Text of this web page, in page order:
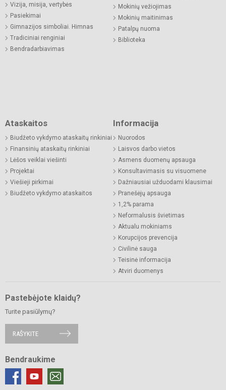
Vizija, misija, vertybės
Pasiekimai
Gimnazijos simboliai. Himnas
Tradiciniai renginiai
Bendradarbiavimas
Mokinių vežiojimas
Mokinių maitinimas
Patalpų nuoma
Biblioteka
Ataskaitos
Biudžeto vykdymo ataskaitų rinkiniai
Finansinių ataskaitų rinkiniai
Lėšos veiklai viešinti
Projektai
Viešieji pirkimai
Biudžeto vykdymo ataskaitos
Informacija
Nuorodos
Laisvos darbo vietos
Asmens duomenų apsauga
Konsultavimasis su visuomene
Dažniausiai užduodami klausimai
Pranešėjų apsauga
1,2% parama
Neformalusis švietimas
Aktualu mokiniams
Korupcijos prevencija
Civilinė sauga
Teisinė informacija
Atviri duomenys
Pastebėjote klaidų?
Turite pasiūlymų?
RAŠYKITE
Bendraukime